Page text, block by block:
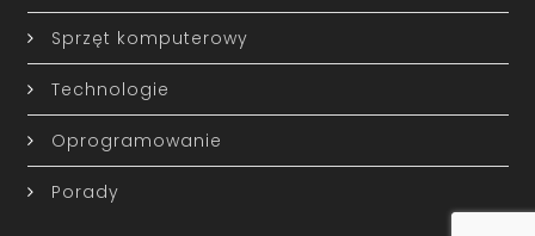
Sprzęt komputerowy
Technologie
Oprogramowanie
Porady